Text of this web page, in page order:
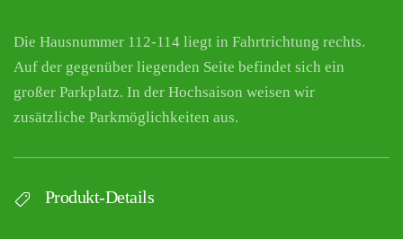
Die Hausnummer 112-114 liegt in Fahrtrichtung rechts.
Auf der gegenüber liegenden Seite befindet sich ein
großer Parkplatz. In der Hochsaison weisen wir
zusätzliche Parkmöglichkeiten aus.
Produkt-Details